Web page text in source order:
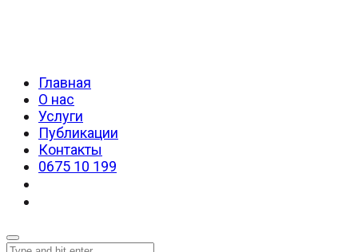
Главная
О нас
Услуги
Публикации
Контакты
0675 10 199